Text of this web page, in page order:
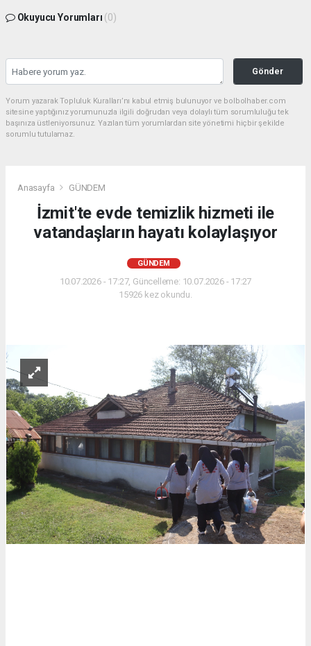
Okuyucu Yorumları (0)
Gönder
Yorum yazarak Topluluk Kuralları’nı kabul etmiş bulunuyor ve bolbolhaber.com
sitesine yaptığınız yorumunuzla ilgili doğrudan veya dolaylı tüm sorumluluğu tek
başınıza üstleniyorsunuz. Yazılan tüm yorumlardan site yönetimi hiçbir şekilde
sorumlu tutulamaz.
Anasayfa GÜNDEM
İzmit'te evde temizlik hizmeti ile
vatandaşların hayatı kolaylaşıyor
GÜNDEM
10.07.2026 - 17:27, Güncelleme: 10.07.2026 - 17:27
15926 kez okundu.